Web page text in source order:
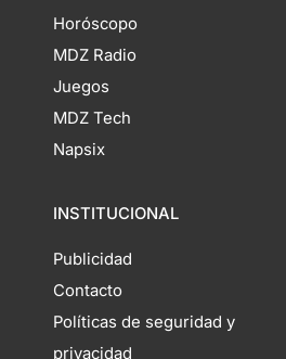
Horóscopo
MDZ Radio
Juegos
MDZ Tech
Napsix
INSTITUCIONAL
Publicidad
Contacto
Políticas de seguridad y
privacidad